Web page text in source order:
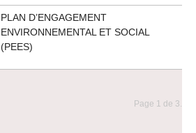
PLAN D’ENGAGEMENT
ENVIRONNEMENTAL ET SOCIAL
(PEES)
Page 1 de 3.